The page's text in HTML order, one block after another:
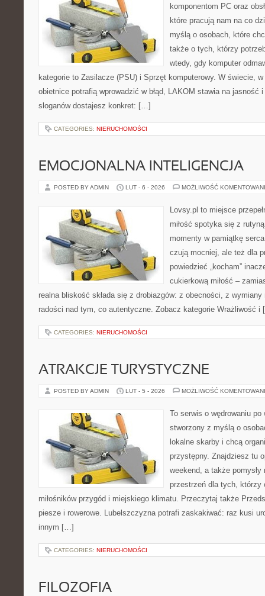
komponentom PC oraz
które pracują nam na co
myślą o osobach, które
także o tych, którzy
wtedy, gdy komputer
kategorie to Zasilacze (PSU) i Sprzęt komputerowy. W świecie,
obietnice potrafią wprowadzić w błąd, LAKOM stawia na
sloganów dostajesz konkret: […]
CATEGORIES: NIERUCHOMOŚCI
EMOCJONALNA INTELIGENCJA
POSTED BY ADMIN LUT - 6 - 2026 MOŻLIWOŚĆ
Lovsy.pl to miejsce
miłość spotyka się z
momenty w pamiątkę
czują mocniej, ale też dla
powiedzieć „kocham”
cukierkową miłość –
realna bliskość składa się z drobiazgów: z obecności, z
radości nad tym, co autentyczne. Zobacz kategorie Wrażliwość
CATEGORIES: NIERUCHOMOŚCI
ATRAKCJE TURYSTYCZNE
POSTED BY ADMIN LUT - 5 - 2026 MOŻLIWOŚĆ
To serwis o wędrowaniu
stworzony z myślą o
lokalne skarby i chcą
przystępny. Znajdziesz tu
weekend, a także
przestrzeń dla tych, którzy
miłośników przygód i miejskiego klimatu. Przeczytaj także
piesze i rowerowe. Lubelszczyzna potrafi zaskakiwać: raz kusi
innym […]
CATEGORIES: NIERUCHOMOŚCI
FILOZOFIA